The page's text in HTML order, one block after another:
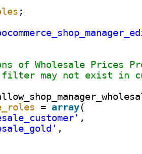
;
of Wholesale Prices
may not exist in
= array(
,
,